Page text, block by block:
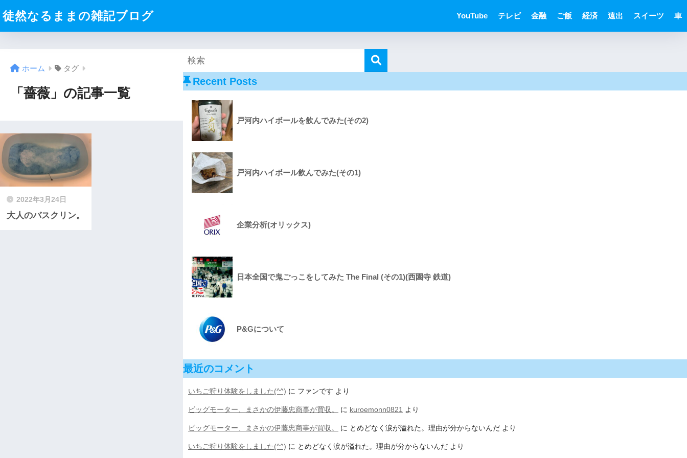
徒然なるままの雑記ブログ YouTube テレビ 金融 ご飯 経済 遠出 スイーツ 車
ホーム タグ
「薔薇」の記事一覧
2022年3月24日
大人のバスクリン。
Recent Posts
戸河内ハイボールを飲んでみた(その2)
戸河内ハイボール飲んでみた(その1)
企業分析(オリックス)
日本全国で鬼ごっこをしてみた The Final (その1)(西園寺 鉄道)
P&Gについて
最近のコメント
いちご狩り体験をしました(^^) に ファンです より
ビッグモーター、まさかの伊藤忠商事が買収。 に kuroemonn0821 より
ビッグモーター、まさかの伊藤忠商事が買収。 に とめどなく涙が溢れた。理由が分からないんだ より
いちご狩り体験をしました(^^) に とめどなく涙が溢れた。理由が分からないんだ より